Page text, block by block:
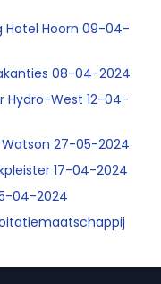
Hotel Hoorn 09-04-
08-04-2024
Hydro-West 12-04-
27-05-2024
17-04-2024
04-2024